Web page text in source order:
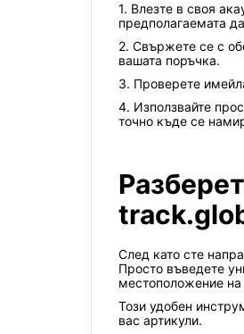
1. Влезте в своя
предполагаемата
2. Свържете се с
вашата поръчка.
3. Проверете
4. Използвайте
точно къде се
След като сте
Просто въведете
местоположение на
Този удобен
вас артикули.